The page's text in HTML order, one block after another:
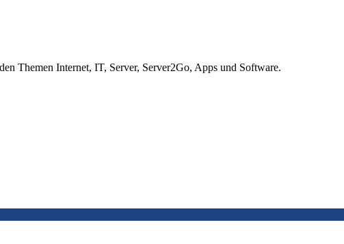
Themen Internet, IT, Server, Server2Go, Apps und Software.